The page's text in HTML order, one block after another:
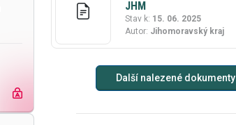
JHM
Stav k: 15. 06. 2025
Autor: Jihomoravský kraj
Další nalezené dokumenty